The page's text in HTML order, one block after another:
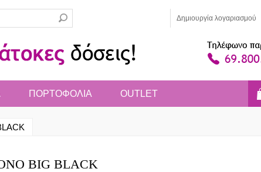
Δημιoυργία λογαριασμού
ΠΟΡΤΟΦΟΛΙΑ OUTLET
BIG BLACK